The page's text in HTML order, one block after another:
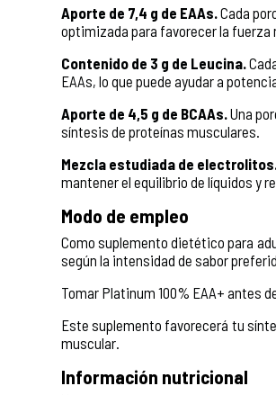
Aporte de 7,4 g de EAAs. Cada
optimizada para favorecer la fuerza
Contenido de 3 g de Leucina.
EAAs, lo que puede ayudar a
Aporte de 4,5 g de BCAAs. Una
síntesis de proteínas musculares.
Mezcla estudiada de electrolitos.
mantener el equilibrio de líquidos y
Modo de empleo
Como suplemento dietético para
según la intensidad de sabor
Tomar Platinum 100% EAA+ antes
Este suplemento favorecerá tu
muscular.
Información nutricional